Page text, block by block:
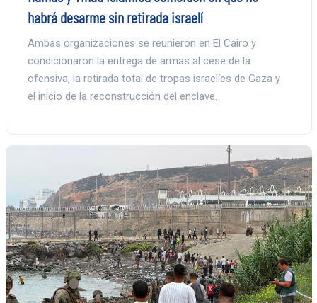
habrá desarme sin retirada israelí
Ambas organizaciones se reunieron en El Cairo y
condicionaron la entrega de armas al cese de la
ofensiva, la retirada total de tropas israelíes de Gaza y
el inicio de la reconstrucción del enclave.